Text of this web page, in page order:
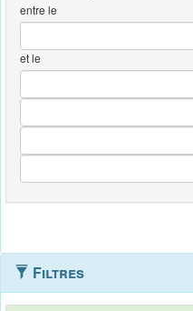
entre le
et le
Filtres